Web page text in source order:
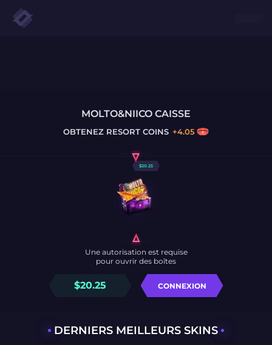
MOLTO&NIICO CAISSE
OBTENEZ RESORT COINS +4.05
$20.25
$20.25 CONNEXION
Une autorisation est requise
pour ouvrir des boîtes
DERNIERS MEILLEURS SKINS